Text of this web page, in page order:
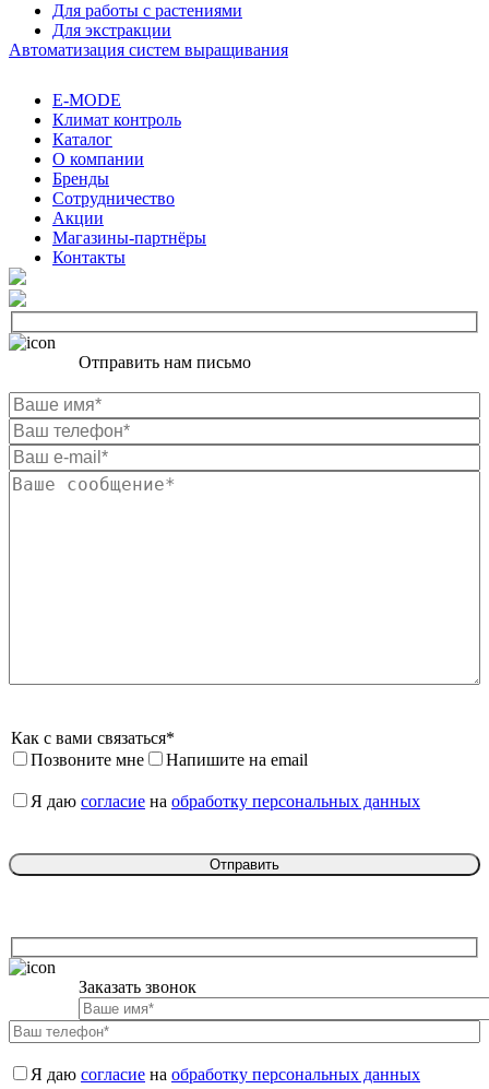
Для работы с растениями
Для экстракции
Автоматизация систем выращивания
E-MODE
Климат контроль
Каталог
О компании
Бренды
Сотрудничество
Акции
Магазины-партнёры
Контакты
Отправить нам письмо
Как с вами связаться*
Позвоните мне
Напишите на email
Я даю согласие на обработку персональных данных
Заказать звонок
Я даю согласие на обработку персональных данных